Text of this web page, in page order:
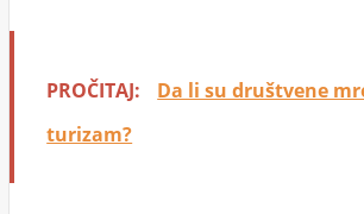
PROČITAJ:
Da li su društvene
turizam?